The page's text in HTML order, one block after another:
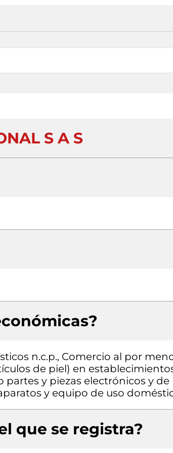
S A S
n.c.p., Comercio al por
de piel) en
partes y piezas electrónicos y de
y equipo de uso
que se registra?